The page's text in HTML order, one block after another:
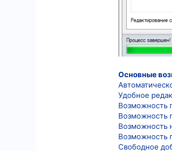
Основные
Удобное
Возможность
Возможность
Возможность
Возможность
Свободное